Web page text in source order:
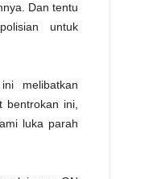
Dan tentu
untuk
melibatkan
bentrokan ini,
luka parah